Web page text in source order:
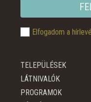
Elfogadom a
TELEPÜLÉSEK
LÁTNIVALÓK
PROGRAMOK